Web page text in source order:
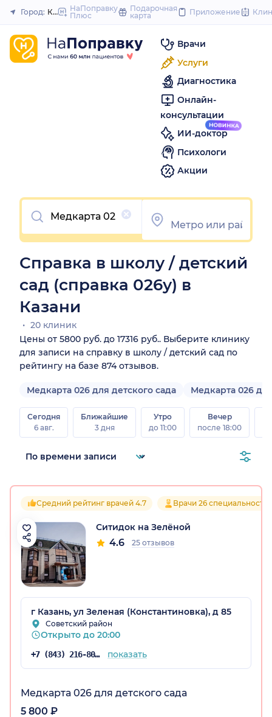
to
Закрыть
Город: КазаньНаПоправку
Плюс
Подарочная
карта
Приложение
Врачи
Услуги
Диагностика
Онлайн-
консультации
ИИ-доктор
Психологи
Акции
Очистить
Справка в школу / детский
сад (справка 026у) в
Казани
20 клиник
Цены от 5800 руб. до 17316 руб.. Выберите клинику
для записи на справку в школу / детский сад по
рейтингу на базе 874 отзывов.
Медкарта 026 для детского сада Медкарта 026
Сегодня
6 авг.
Ближайшие
3 дня
Утро
до 11:00
Вечер
после 18:00
Средний рейтинг врачей 4.7 Врачи 26
Ситидок на Зелёной
4.6 25 отзывов
г Казань, ул Зеленая (Константиновка), д 85
Советский район
Открыто до 20:00
+7 (843) 216-80-53 показать
Медкарта 026 для детского сада
5 800 ₽